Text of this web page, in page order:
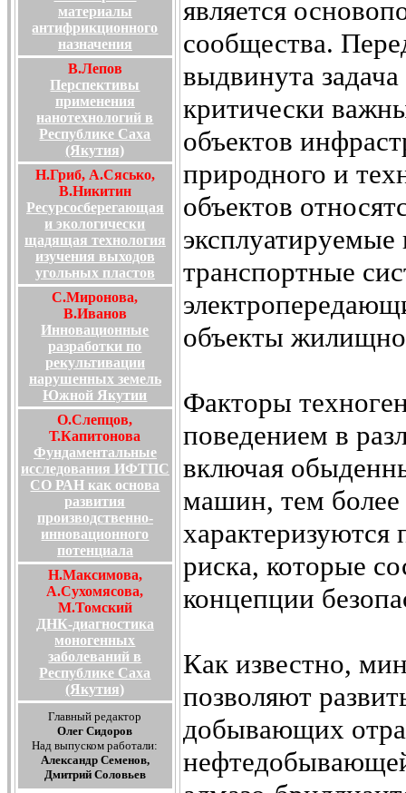
материалы
антифрикционного
назначения
В.Лепов
Перспективы
применения
нанотехнологий в
Республике Саха
(Якутия)
Н.Гриб, А.Сясько,
В.Никитин
Ресурсосберегающая
и экологически
щадящая технология
изучения выходов
угольных пластов
С.Миронова,
В.Иванов
Инновационные
разработки по
рекультивации
нарушенных земель
Южной Якутии
О.Слепцов,
Т.Капитонова
Фундаментальные
исследования ИФТПС
СО РАН как основа
развития
производственно-
инновационного
потенциала
Н.Максимова,
А.Сухомясова,
М.Томский
ДНК-диагностика
моногенных
заболеваний в
Республике Саха
(Якутия)
Главный редактор
Олег Сидоров
Над выпуском работали:
Александр Семенов,
Дмитрий Соловьев
является
сообщества.
выдвинута
критически
объектов
природного и
объектов
транспортные
объекты
Факторы
поведением в
включая
машин, тем
характеризуются
риска, которые
концепции
Как известно,
позволяют
добывающих